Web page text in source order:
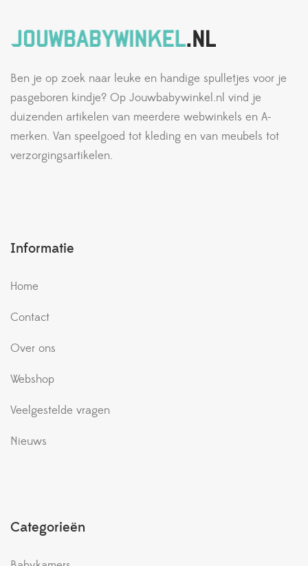
Ben je op zoek naar leuke en handige spulletjes voor je
pasgeboren kindje? Op Jouwbabywinkel.nl vind je
duizenden artikelen van meerdere webwinkels en A-
merken. Van speelgoed tot kleding en van meubels tot
verzorgingsartikelen.
Informatie
Home
Contact
Over ons
Webshop
Veelgestelde vragen
Nieuws
Categorieën